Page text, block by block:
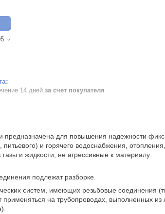
14 дней за счет покупателя
предназначена для повышения надежности
и горячего водоснабжения,
и жидкости, не агрессивные к материалу
подлежат разборке.
систем, имеющих резьбовые соединения
на трубопроводах, выполненных из